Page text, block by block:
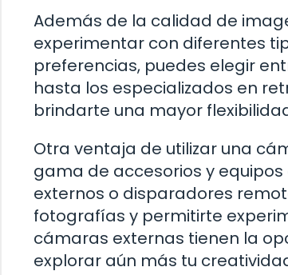
Además de la calidad de
experimentar con diferentes
preferencias, puedes elegir
hasta los especializados en
brindarte una mayor
Otra ventaja de utilizar una
gama de accesorios y
externos o disparadores
fotografías y permitirte
cámaras externas tienen la
explorar aún más tu